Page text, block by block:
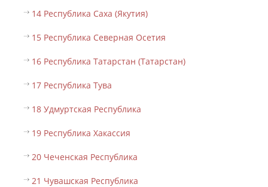
14 Республика Саха (Якутия)
15 Республика Северная Осетия
16 Республика Татарстан (Татарстан)
17 Республика Тува
18 Удмуртская Республика
19 Республика Хакассия
20 Чеченская Республика
21 Чувашская Республика